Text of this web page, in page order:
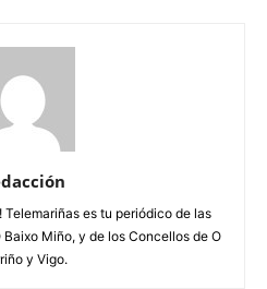
Telemariñas es tu periódico de las
Miño, y de los Concellos de O
y Vigo.